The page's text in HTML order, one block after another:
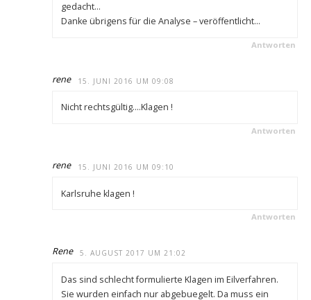
gedacht…
Danke übrigens für die Analyse – veröffentlicht…
Antworten
rene 15. JUNI 2016 UM 09:08
Nicht rechtsgültig….Klagen !
Antworten
rene 15. JUNI 2016 UM 09:10
Karlsruhe klagen !
Antworten
Rene 5. AUGUST 2017 UM 21:02
Das sind schlecht formulierte Klagen im Eilverfahren.
Sie wurden einfach nur abgebuegelt. Da muss ein